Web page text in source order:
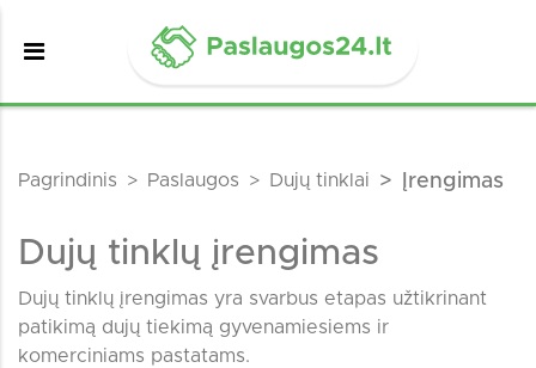
Pagrindinis Paslaugos Dujų tinklai Įrengimas
Dujų tinklų įrengimas
Dujų tinklų įrengimas yra svarbus etapas užtikrinant
patikimą dujų tiekimą gyvenamiesiems ir
komerciniams pastatams.